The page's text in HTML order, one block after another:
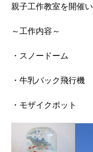
親子工作教室を開催
～工作内容～
・スノードーム
・牛乳パック飛行機
・モザイクポット